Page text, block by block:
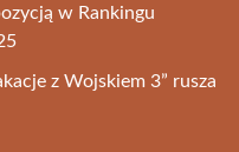
w Rankingu
z Wojskiem 3” rusza